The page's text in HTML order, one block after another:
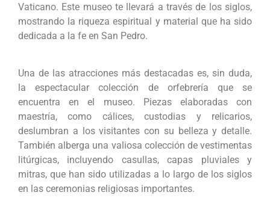
Vaticano. Este museo te llevará a través de los siglos,
mostrando la riqueza espiritual y material que ha sido
dedicada a la fe en San Pedro.
Una de las atracciones más destacadas es, sin duda,
la espectacular colección de orfebrería que se
encuentra en el museo. Piezas elaboradas con
maestría, como cálices, custodias y relicarios,
deslumbran a los visitantes con su belleza y detalle.
También alberga una valiosa colección de vestimentas
litúrgicas, incluyendo casullas, capas pluviales y
mitras, que han sido utilizadas a lo largo de los siglos
en las ceremonias religiosas importantes.